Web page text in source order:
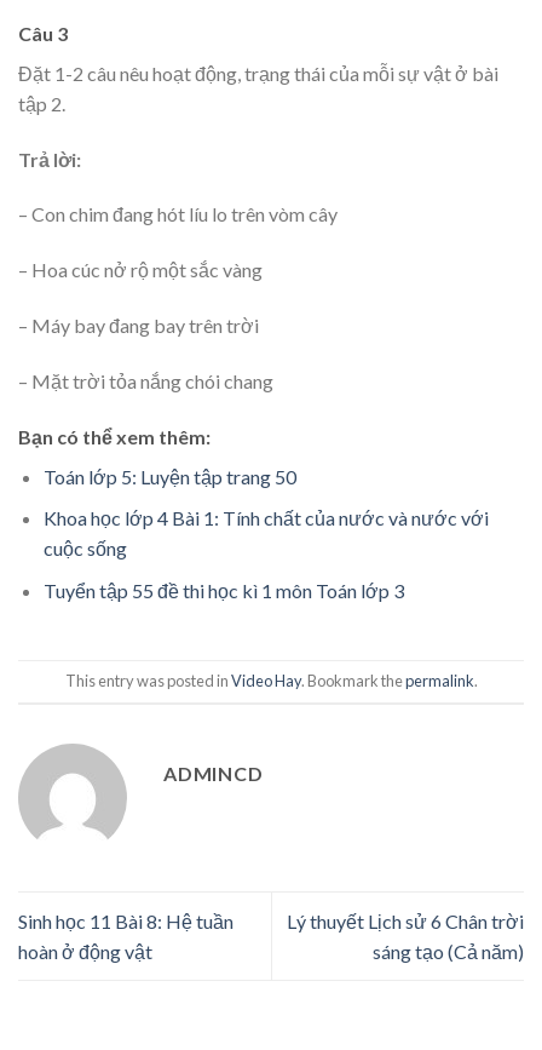
Câu 3
Đặt 1-2 câu nêu hoạt động, trạng thái của mỗi sự vật ở bài
tập 2.
Trả lời:
– Con chim đang hót líu lo trên vòm cây
– Hoa cúc nở rộ một sắc vàng
– Máy bay đang bay trên trời
– Mặt trời tỏa nắng chói chang
Bạn có thể xem thêm:
Toán lớp 5: Luyện tập trang 50
Khoa học lớp 4 Bài 1: Tính chất của nước và nước với
cuộc sống
Tuyển tập 55 đề thi học kì 1 môn Toán lớp 3
This entry was posted inVideo Hay. Bookmark thepermalink.
ADMINCD
Sinh học 11 Bài 8: Hệ tuần
hoàn ở động vật
Lý thuyết Lịch sử 6 Chân trời
sáng tạo (Cả năm)